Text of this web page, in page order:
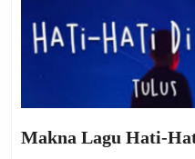
Makna Lagu Hati-